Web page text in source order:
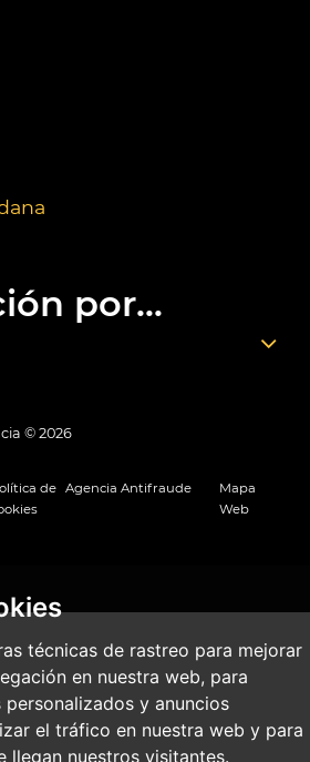
técnicas de rastreo para mejorar
en nuestra web, para
y anuncios
el tráfico en nuestra web y para
llegan nuestros visitantes.
por...
© 2026
de Agencia Antifraude
Mapa
Web